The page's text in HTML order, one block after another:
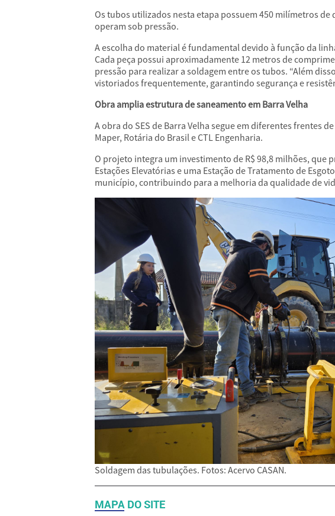
Os tubos utilizados nesta etapa possuem 450 milímetros
operam sob pressão.
A escolha do material é fundamental devido à função da
Cada peça possui aproximadamente 12 metros de
pressão para realizar a soldagem entre os tubos. “Além
vistoriados frequentemente, garantindo segurança e
Obra amplia estrutura de saneamento em Barra Velha
A obra do SES de Barra Velha segue em diferentes frentes
Maper, Rotária do Brasil e CTL Engenharia.
O projeto integra um investimento de R$ 98,8 milhões, que
Estações Elevatórias e uma Estação de Tratamento de
município, contribuindo para a melhoria da qualidade de
Soldagem das tubulações. Fotos: Acervo CASAN.
MAPA DO SITE